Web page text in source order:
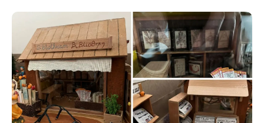
Sport
RUBRICHE
Good Morning Vietnam